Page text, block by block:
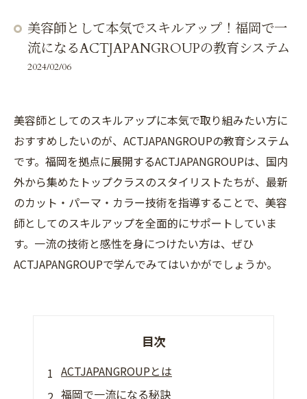
美容師として本気でスキルアップ！福岡で一
流になるACTJAPANGROUPの教育システム
2024/02/06
美容師としてのスキルアップに本気で取り組みたい方に
おすすめしたいのが、ACTJAPANGROUPの教育システム
です。福岡を拠点に展開するACTJAPANGROUPは、国内
外から集めたトップクラスのスタイリストたちが、最新
のカット・パーマ・カラー技術を指導することで、美容
師としてのスキルアップを全面的にサポートしていま
す。一流の技術と感性を身につけたい方は、ぜひ
ACTJAPANGROUPで学んでみてはいかがでしょうか。
目次
ACTJAPANGROUPとは
福岡で一流になる秘訣